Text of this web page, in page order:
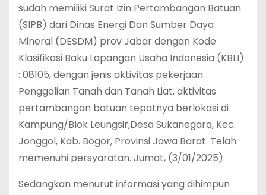
sudah memiliki Surat Izin Pertambangan Batuan
(SIPB) dari Dinas Energi Dan Sumber Daya
Mineral (DESDM) prov Jabar dengan Kode
Klasifikasi Baku Lapangan Usaha Indonesia (KBLI)
: 08105, dengan jenis aktivitas pekerjaan
Penggalian Tanah dan Tanah Liat, aktivitas
pertambangan batuan tepatnya berlokasi di
Kampung/Blok Leungsir,Desa Sukanegara, Kec.
Jonggol, Kab. Bogor, Provinsi Jawa Barat. Telah
memenuhi persyaratan. Jumat, (3/01/2025).
Sedangkan menurut informasi yang dihimpun